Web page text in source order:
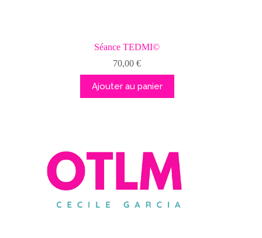
Séance TEDMI©
70,00€
Ajouter au panier